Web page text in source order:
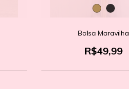
Bolsa Maravilha
R$49,99